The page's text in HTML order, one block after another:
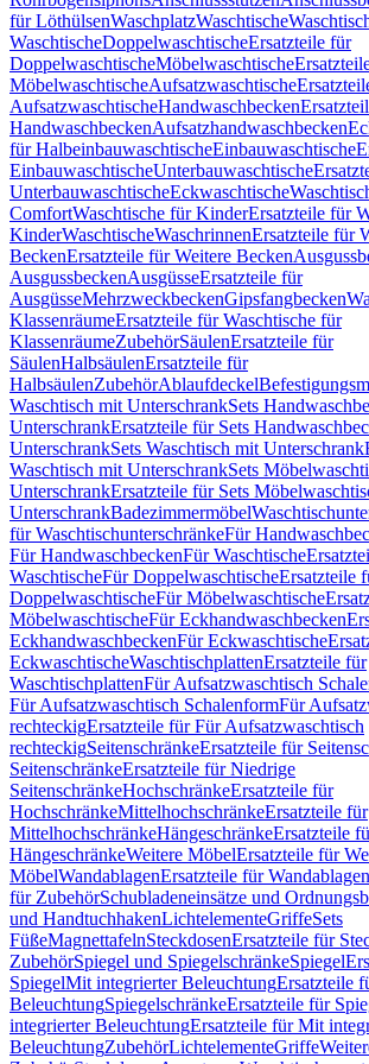
für LöthülsenWaschplatzWaschtische
WaschtischeDoppelwaschtischeErsatzteile für
DoppelwaschtischeMöbelwaschtische
MöbelwaschtischeAufsatzwaschtische
AufsatzwaschtischeHandwaschbecken
HandwaschbeckenAufsatzhandwaschbecken
für HalbeinbauwaschtischeEinbauwaschtische
EinbauwaschtischeUnterbauwaschtische
UnterbauwaschtischeEckwaschtische
ComfortWaschtische für KinderErsatzteile für
KinderWaschtischeWaschrinnenErsatzteile für
BeckenErsatzteile für Weitere Becken
AusgussbeckenAusgüsseErsatzteile für
AusgüsseMehrzweckbeckenGipsfangbecken
KlassenräumeErsatzteile für Waschtische für
KlassenräumeZubehörSäulenErsatzteile für
SäulenHalbsäulenErsatzteile für
HalbsäulenZubehörAblaufdeckel
Waschtisch mit UnterschrankSets
UnterschrankErsatzteile für Sets
UnterschrankSets Waschtisch mit Unterschrank
Waschtisch mit UnterschrankSets
UnterschrankErsatzteile für Sets
UnterschrankBadezimmermöbel
für WaschtischunterschränkeFür
Für HandwaschbeckenFür Waschtische
WaschtischeFür DoppelwaschtischeErsatzteile
DoppelwaschtischeFür Möbelwaschtische
MöbelwaschtischeFür Eckhandwaschbecken
EckhandwaschbeckenFür Eckwaschtische
EckwaschtischeWaschtischplattenErsatzteile für
WaschtischplattenFür Aufsatzwaschtisch
Für Aufsatzwaschtisch SchalenformFür
rechteckigErsatzteile für Für Aufsatzwaschtisch
rechteckigSeitenschränkeErsatzteile für
SeitenschränkeErsatzteile für Niedrige
SeitenschränkeHochschränkeErsatzteile für
HochschränkeMittelhochschränkeErsatzteile für
MittelhochschränkeHängeschränkeErsatzteile
HängeschränkeWeitere MöbelErsatzteile für
MöbelWandablagenErsatzteile für Wandablagen
für ZubehörSchubladeneinsätze und
und HandtuchhakenLichtelementeGriffeSets
FüßeMagnettafelnSteckdosenErsatzteile für
ZubehörSpiegel und SpiegelschränkeSpiegel
SpiegelMit integrierter BeleuchtungErsatzteile
BeleuchtungSpiegelschränkeErsatzteile für
integrierter BeleuchtungErsatzteile für Mit
BeleuchtungZubehörLichtelementeGriffe